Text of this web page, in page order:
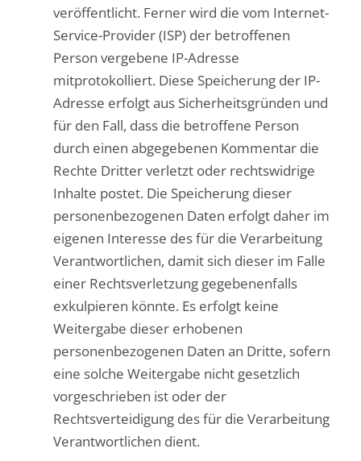
veröffentlicht. Ferner wird die vom Internet-
Service-Provider (ISP) der betroffenen
Person vergebene IP-Adresse
mitprotokolliert. Diese Speicherung der IP-
Adresse erfolgt aus Sicherheitsgründen und
für den Fall, dass die betroffene Person
durch einen abgegebenen Kommentar die
Rechte Dritter verletzt oder rechtswidrige
Inhalte postet. Die Speicherung dieser
personenbezogenen Daten erfolgt daher im
eigenen Interesse des für die Verarbeitung
Verantwortlichen, damit sich dieser im Falle
einer Rechtsverletzung gegebenenfalls
exkulpieren könnte. Es erfolgt keine
Weitergabe dieser erhobenen
personenbezogenen Daten an Dritte, sofern
eine solche Weitergabe nicht gesetzlich
vorgeschrieben ist oder der
Rechtsverteidigung des für die Verarbeitung
Verantwortlichen dient.